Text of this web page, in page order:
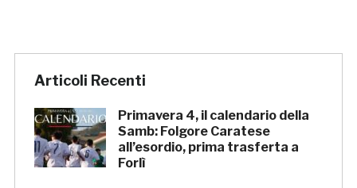
Articoli Recenti
Primavera 4, il calendario della
Samb: Folgore Caratese
all’esordio, prima trasferta a
Forlì